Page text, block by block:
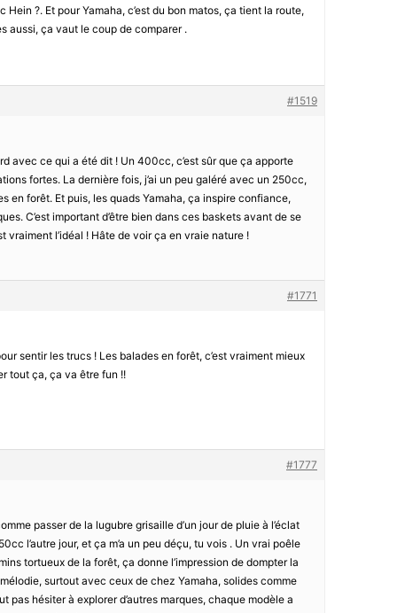
?. Et pour Yamaha, c’est du bon matos, ça tient la route,
aussi, ça vaut le coup de comparer .
#1519
avec ce qui a été dit ! Un 400cc, c’est sûr que ça apporte
fortes. La dernière fois, j’ai un peu galéré avec un 250cc,
en forêt. Et puis, les quads Yamaha, ça inspire confiance,
C’est important d’être bien dans ces baskets avant de se
vraiment l’idéal ! Hâte de voir ça en vraie nature !
#1771
sentir les trucs ! Les balades en forêt, c’est vraiment mieux
tout ça, ça va être fun !!
#1777
passer de la lugubre grisaille d’un jour de pluie à l’éclat
l’autre jour, et ça m’a un peu déçu, tu vois . Un vrai poêle
tortueux de la forêt, ça donne l’impression de dompter la
surtout avec ceux de chez Yamaha, solides comme
pas hésiter à explorer d’autres marques, chaque modèle a